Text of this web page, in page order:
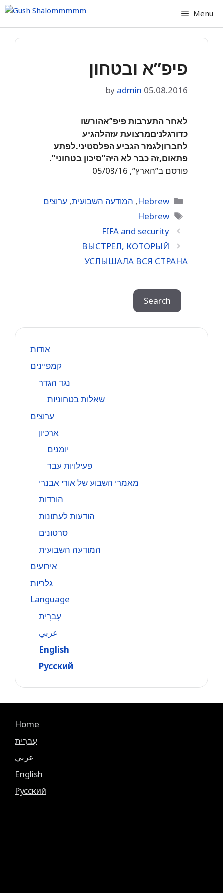
Skip
content
Menu
פיפ”א ובטחון
05.08.2016
by admin
לאחר התערבות פיפ”אהורשו
כדורגלניםמרצועת עזהלהגיע
לחברוןלגמר הגביע הפלסטיני.לפתע
פתאום,זה כבר לא היה”סיכון בטחוני”.
פורסם ב”הארץ”, 05/08/16
Categories
Hebrew
, המודעה השבועית, ערוצים
Tags
Hebrew
FIFA and security
ВЫСТРЕЛ, КОТОРЫЙ
УСЛЫШАЛА ВСЯ СТРАНА
Search
אודות
קמפיינים
נגד הגדר
שאלות בטחוניות
ערוצים
ארכיון
יומנים
פעילויות עבר
מאמרי השבוע של אורי אבנרי
הורדות
הודעות לעתונות
סרטונים
המודעה השבועית
אירועים
גלריות
Language
עִברִית
عربي
English
Русский
Home
עִברִית
عربي
English
Русский